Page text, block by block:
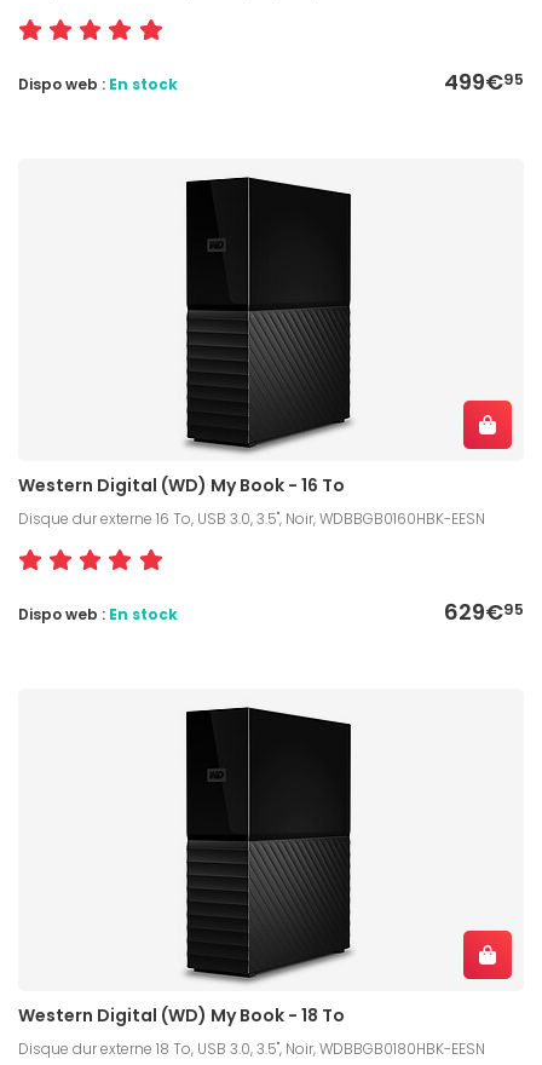
499€95
Dispo web : En stock
Western Digital (WD) My Book - 16 To
Disque dur externe 16 To, USB 3.0, 3.5", Noir, WDBBGB0160HBK-EESN
629€95
Dispo web : En stock
Western Digital (WD) My Book - 18 To
Disque dur externe 18 To, USB 3.0, 3.5", Noir, WDBBGB0180HBK-EESN